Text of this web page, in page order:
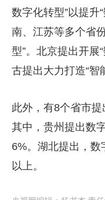
数字化转型”以提升
南、江苏等多个省
型”。北京提出开展
古提出大力打造“智
此外，有8个省市提
其中，贵州提出数
6%。湖北提出，
以上。